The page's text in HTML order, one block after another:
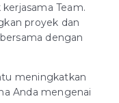
Team.
proyek dan
dengan
meningkatkan
Anda mengenai